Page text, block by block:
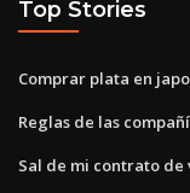
Top Stories
Comprar plata en
Reglas de las
Sal de mi contrato de